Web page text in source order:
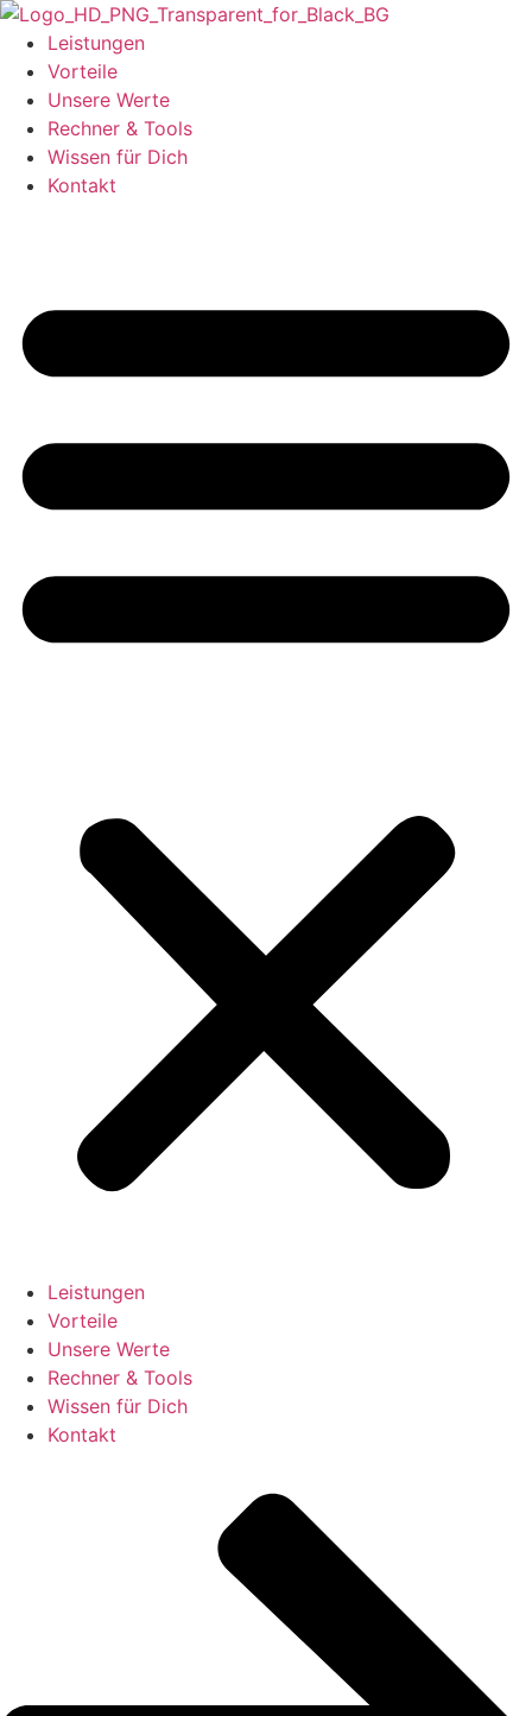
Zum
Inhalt
springen
Leistungen
Vorteile
Unsere Werte
Rechner & Tools
Wissen für Dich
Kontakt
Leistungen
Vorteile
Unsere Werte
Rechner & Tools
Wissen für Dich
Kontakt